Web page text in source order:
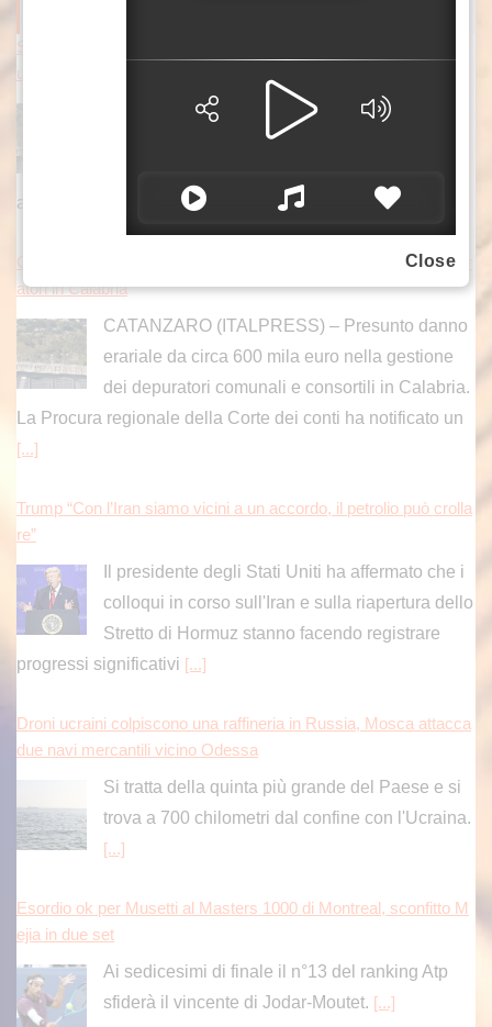
Scoperto danno erariale da 600 mila euro nella gestione dei dep
uratori comunali e consortili in Calabria
L'indagine della Guardia di Finanza di
Catanzaro ha svelato un sistema ideato da un
appalti offrendo ribassi d'asta superiori al 50%.[...]
Corte dei Conti scopre danno erariale da 600 mila euro su depur
atori in Calabria
CATANZARO (ITALPRESS) – Presunto danno
erariale da circa 600 mila euro nella gestione
dei depuratori comunali e consortili in Calabria.
La Procura regionale della Corte dei conti ha notificato un
[...]
Trump “Con l’Iran siamo vicini a un accordo, il petrolio può crolla
re”
Il presidente degli Stati Uniti ha affermato che i
colloqui in corso sull'Iran e sulla riapertura dello
Stretto di Hormuz stanno facendo registrare
progressi significativi [...]
Droni ucraini colpiscono una raffineria in Russia, Mosca attacca
due navi mercantili vicino Odessa
Si tratta della quinta più grande del Paese e si
trova a 700 chilometri dal confine con l'Ucraina.
[...]
Esordio ok per Musetti al Masters 1000 di Montreal, sconfitto M
ejia in due set
Ai sedicesimi di finale il n°13 del ranking Atp
sfiderà il vincente di Jodar-Moutet. [...]
Close